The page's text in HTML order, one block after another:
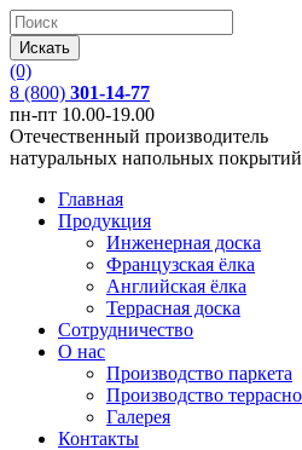
(0)
8 (800) 301-14-77
пн-пт 10.00-19.00
Отечественный производитель
натуральных напольных покрытий
Главная
Продукция
Инженерная доска
Французская ёлка
Английская ёлка
Террасная доска
Сотрудничество
О нас
Производство паркета
Производство
Галерея
Контакты